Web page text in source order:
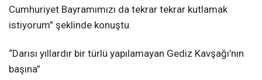
Cumhuriyet Bayramımızı da tekrar tekrar kutlamak
istiyorum” şeklinde konuştu.
“Darısı yıllardır bir türlü yapılamayan Gediz Kavşağı’nın
başına”